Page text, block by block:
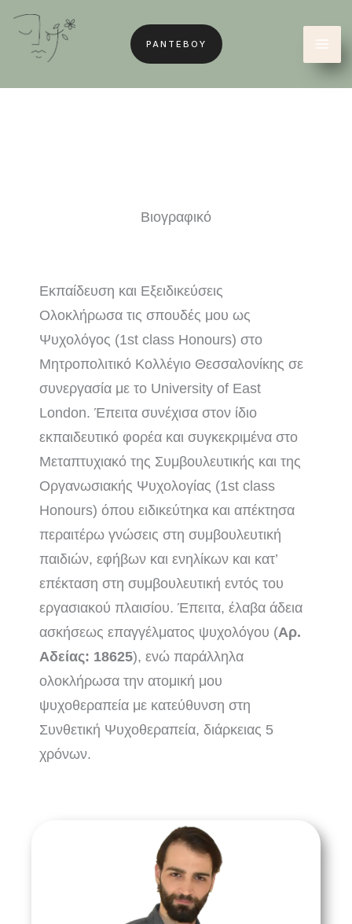
Μετάβαση
στο
περιεχόμενο
ΡΑΝΤΕΒΟΥ
Βιογραφικό​
Εκπαίδευση και Εξειδικεύσεις
Ολοκλήρωσα τις σπουδές μου ως
Ψυχολόγος (1st class Honours) στο
Μητροπολιτικό Κολλέγιο Θεσσαλονίκης σε
συνεργασία με το University of East
London. Έπειτα συνέχισα στον ίδιο
εκπαιδευτικό φορέα και συγκεκριμένα στο
Μεταπτυχιακό της Συμβουλευτικής και της
Οργανωσιακής Ψυχολογίας (1st class
Honours) όπου ειδικεύτηκα και απέκτησα
περαιτέρω γνώσεις στη συμβουλευτική
παιδιών, εφήβων και ενηλίκων και κατ’
επέκταση στη συμβουλευτική εντός του
εργασιακού πλαισίου. Έπειτα, έλαβα άδεια
ασκήσεως επαγγέλματος ψυχολόγου (Αρ.
Αδείας: 18625), ενώ παράλληλα
ολοκλήρωσα την ατομική μου
ψυχοθεραπεία με κατεύθυνση στη
Συνθετική Ψυχοθεραπεία, διάρκειας 5
χρόνων.